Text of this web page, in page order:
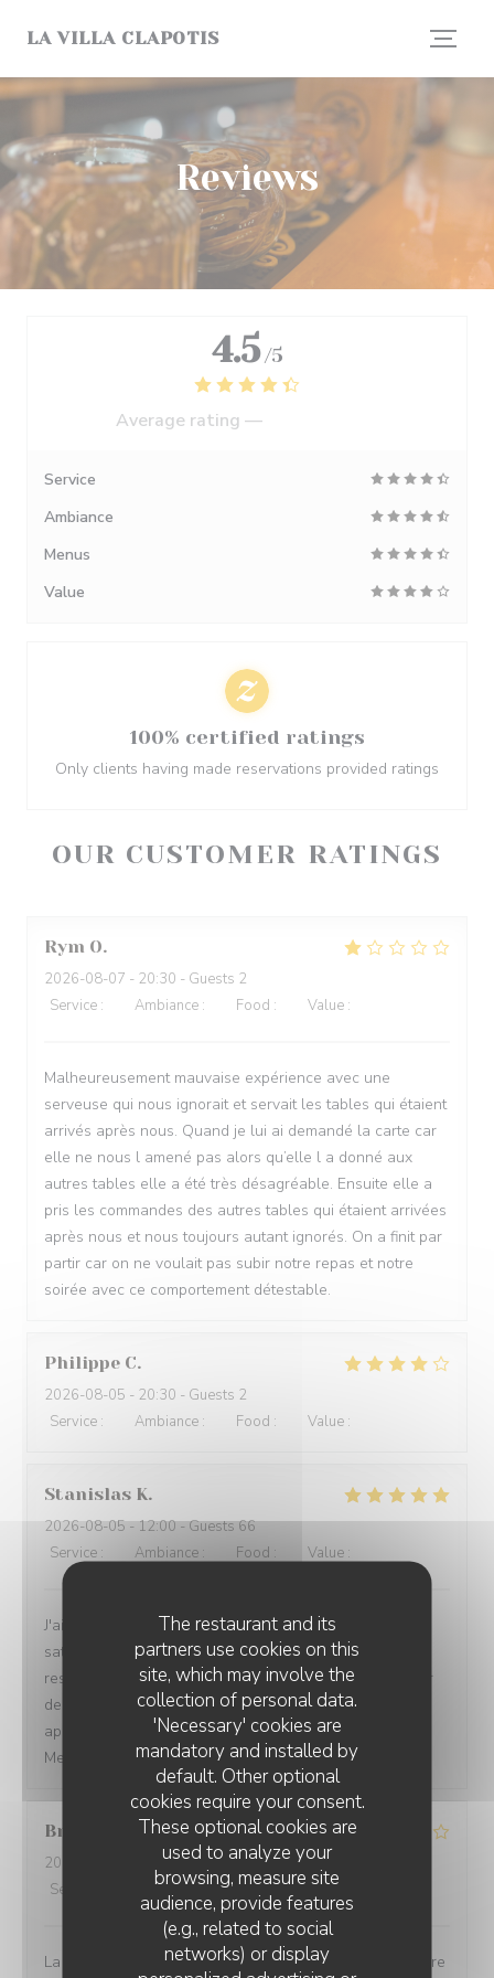
The restaurant and its
partners use cookies on this
site, which may involve the
collection of personal data.
'Necessary' cookies are
mandatory and installed by
default. Other optional
cookies require your consent.
These optional cookies are
used to analyze your
browsing, measure site
audience, provide features
(e.g., related to social
networks) or display
LA VILLA CLAPOTIS
Reviews
OUR CUSTOMER RATINGS
Rym O
2026-08-07 - 20:30 - Guests 2
Service : Ambiance : Food : Value :
Malheureusement mauvaise expérience avec une
serveuse qui nous ignorait et servait les tables qui étaient
arrivés après nous. Quand je lui ai demandé la carte car
elle ne nous l amené pas alors qu’elle l a donné aux
autres tables elle a été très désagréable. Ensuite elle a
pris les commandes des autres tables qui étaient arrivées
après nous et nous toujours autant ignorés. On a finit par
partir car on ne voulait pas subir notre repas et notre
soirée avec ce comportement détestable.
Philippe C
2026-08-05 - 20:30 - Guests 2
Service : Ambiance : Food : Value :
Stanislas K
2026-08-05- 12:00 - Guests 66
Service : Ambiance : Food : Value :
J'ai organisé une cousinade et tout le monde a été
satisfait aussi bien des échanges avec la direction du
restaurant que pendant . Endroit et ambiance idéal pour
des rencontres conviviales . Possibilité de prolonger
après le déjeuner notamment sur le terrain de boules .
Merci . .
Bruno
2026-08-07
- 20:00 - Guests 2
Service
Ambiance: 3 /5 Food: 3/5 Value
La qualité des plats et des vins pas à la hauteur du cadre
4.5 /5
Average rating —
Service
Ambiance
Menus
Value
100% certified ratings
Only clients having made reservations provided ratings